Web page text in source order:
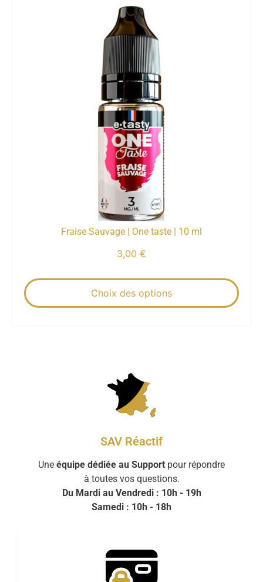
Fraise Sauvage | One taste | 10 ml
3,00 €
Choix des options
SAV Réactif
Une équipe dédiée au Support pour répondre
à toutes vos questions.
Du Mardi au Vendredi : 10h - 19h
Samedi : 10h - 18h